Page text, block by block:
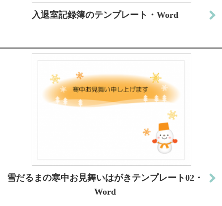
入退室記録簿のテンプレート・Word
雪だるまの寒中お見舞いはがきテンプレート02・
Word